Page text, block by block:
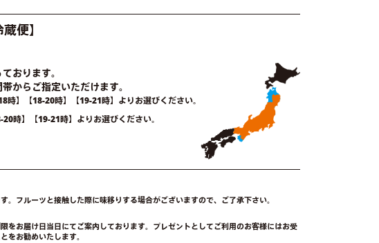
便】
おります。
からご指定いただけます。
時】【18-20時】【19-21時】よりお選びください。
時】【19-21時】よりお選びください。
フルーツと接触した際に味移りする場合がございますので、ご了承下さい。
お届け日当日にてご案内しております。プレゼントとしてご利用のお客様にはお受
をお勧めいたします。